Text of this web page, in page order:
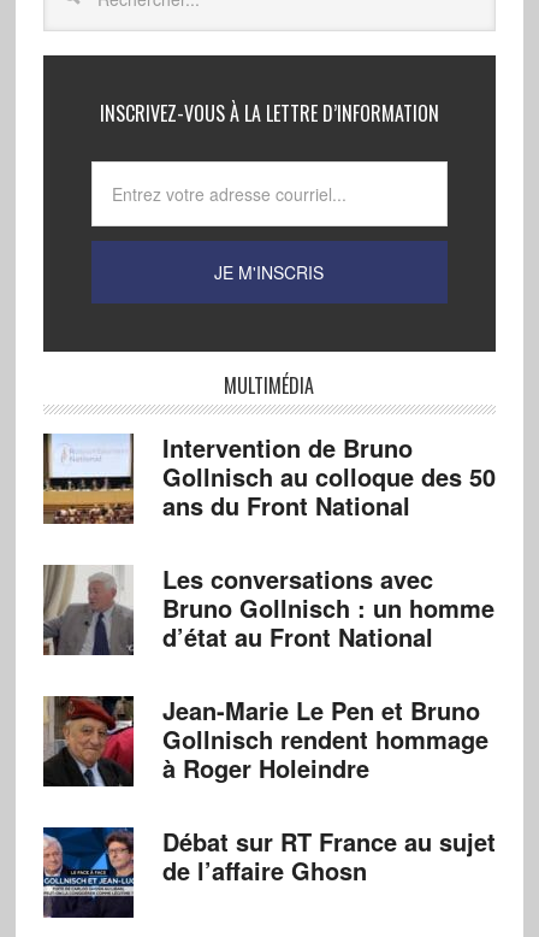
INSCRIVEZ-VOUS À LA LETTRE D’INFORMATION
MULTIMÉDIA
Intervention de Bruno
Gollnisch au colloque des 50
ans du Front National
Les conversations avec
Bruno Gollnisch : un homme
d’état au Front National
Jean-Marie Le Pen et Bruno
Gollnisch rendent hommage
à Roger Holeindre
Débat sur RT France au sujet
de l’affaire Ghosn